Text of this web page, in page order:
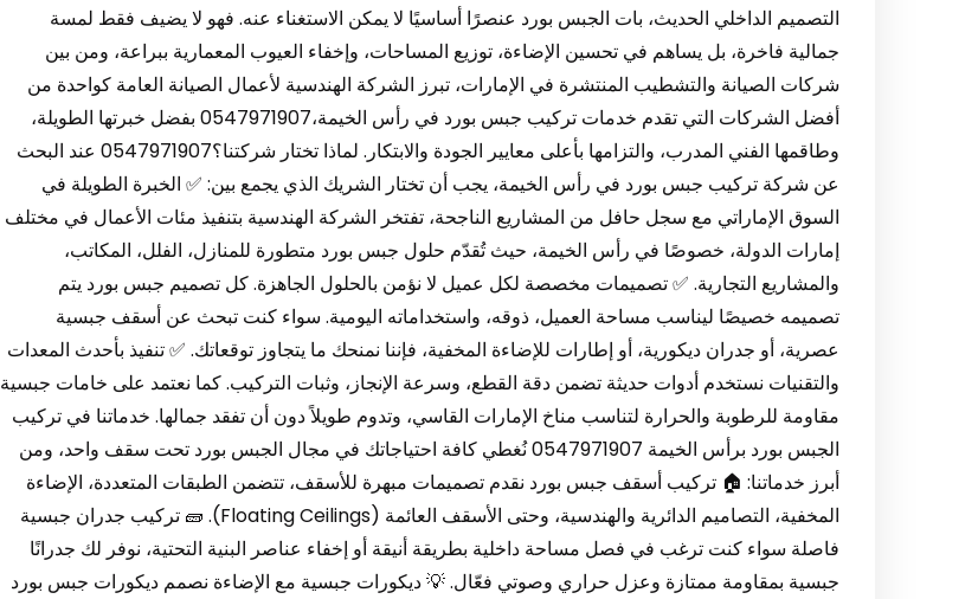
التصميم الداخلي الحديث، بات الجبس بورد عنصرًا أساسيًا لا يمكن الاستغناء عنه. فهو لا يضيف فقط لمسة
جمالية فاخرة، بل يساهم في تحسين الإضاءة، توزيع المساحات، وإخفاء العيوب المعمارية ببراعة، ومن بين
شركات الصيانة والتشطيب المنتشرة في الإمارات، تبرز الشركة الهندسية لأعمال الصيانة العامة كواحدة من
أفضل الشركات التي تقدم خدمات تركيب جبس بورد في رأس الخيمة،0547971907 بفضل خبرتها الطويلة،
وطاقمها الفني المدرب، والتزامها بأعلى معايير الجودة والابتكار. لماذا تختار شركتنا؟0547971907 عند البحث
عن شركة تركيب جبس بورد في رأس الخيمة، يجب أن تختار الشريك الذي يجمع بين: ✅ الخبرة الطويلة في
السوق الإماراتي مع سجل حافل من المشاريع الناجحة، تفتخر الشركة الهندسية بتنفيذ مئات الأعمال في مختلف
إمارات الدولة، خصوصًا في رأس الخيمة، حيث تُقدّم حلول جبس بورد متطورة للمنازل، الفلل، المكاتب،
والمشاريع التجارية. ✅ تصميمات مخصصة لكل عميل لا نؤمن بالحلول الجاهزة. كل تصميم جبس بورد يتم
تصميمه خصيصًا ليناسب مساحة العميل، ذوقه، واستخداماته اليومية. سواء كنت تبحث عن أسقف جبسية
عصرية، أو جدران ديكورية، أو إطارات للإضاءة المخفية، فإننا نمنحك ما يتجاوز توقعاتك. ✅ تنفيذ بأحدث المعدات
والتقنيات نستخدم أدوات حديثة تضمن دقة القطع، وسرعة الإنجاز، وثبات التركيب. كما نعتمد على خامات جبسية
مقاومة للرطوبة والحرارة لتناسب مناخ الإمارات القاسي، وتدوم طويلاً دون أن تفقد جمالها. خدماتنا في تركيب
الجبس بورد برأس الخيمة 0547971907 نُغطي كافة احتياجاتك في مجال الجبس بورد تحت سقف واحد، ومن
أبرز خدماتنا: 🏠 تركيب أسقف جبس بورد نقدم تصميمات مبهرة للأسقف، تتضمن الطبقات المتعددة، الإضاءة
المخفية، التصاميم الدائرية والهندسية، وحتى الأسقف العائمة (Floating Ceilings). 🧱 تركيب جدران جبسية
فاصلة سواء كنت ترغب في فصل مساحة داخلية بطريقة أنيقة أو إخفاء عناصر البنية التحتية، نوفر لك جدرانًا
جبسية بمقاومة ممتازة وعزل حراري وصوتي فعّال. 💡 ديكورات جبسية مع الإضاءة نصمم ديكورات جبس بورد